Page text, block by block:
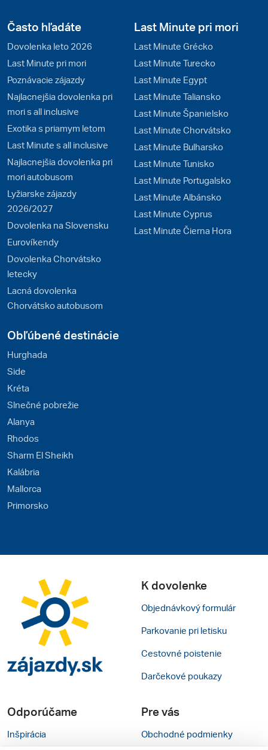
Často hľadáte
Dovolenka leto 2026
Last Minute pri mori
Poznávacie zájazdy
Najlacnejšia dovolenka pri
mori s all inclusive
Exotika s priamym letom
Last Minute s all inclusive
Najlacnejšia dovolenka pri
mori autobusom
Lyžiarske zájazdy
2026/2027
Dovolenka na Slovensku
Eurovíkendy
Dovolenka Chorvátsko
letecky
Lacná dovolenka
Chorvátsko autobusom
Last Minute pri mori
Last Minute Grécko
Last Minute Turecko
Last Minute Egypt
Last Minute Taliansko
Last Minute Španielsko
Last Minute Chorvátsko
Last Minute Bulharsko
Last Minute Tunisko
Last Minute Portugalsko
Last Minute Albánsko
Last Minute Cyprus
Last Minute Čierna Hora
Obľúbené destinácie
Hurghada
Side
Kréta
Slnečné pobrežie
Alanya
Rhodos
Sharm El Sheikh
Kalábria
Mallorca
Primorsko
K dovolenke
Objednávkový formulár
Parkovanie pri letisku
Cestovné poistenie
Darčekové poukazy
Odporúčame
Inšpirácia
Pre vás
Obchodné podmienky